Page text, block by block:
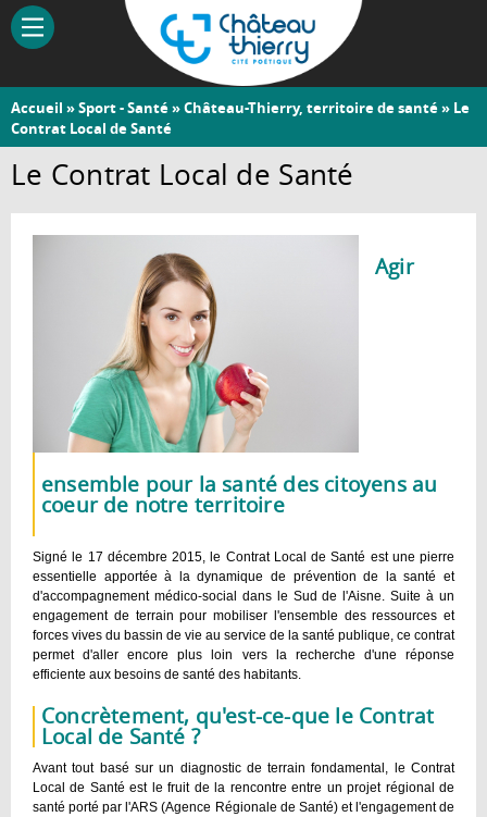
Aller
contenu
Château-
Thierry
Vous
êtes
ici
Accueil »Sport - Santé»Château-Thierry, territoire de santé» Le
Contrat Local de Santé
Le Contrat Local de Santé
Agir
ensemble pour la santé des citoyens au
coeur de notre territoire
Signé le 17 décembre 2015, le Contrat Local de Santé est une pierre
essentielle apportée à la dynamique de prévention de la santé et
d'accompagnement médico-social dans le Sud de l'Aisne. Suite à un
engagement de terrain pour mobiliser l'ensemble des ressources et
forces vives du bassin de vie au service de la santé publique, ce contrat
permet d'aller encore plus loin vers la recherche d'une réponse
efficiente aux besoins de santé des habitants.
Concrètement, qu'est-ce-que le Contrat
Local de Santé ?
Avant tout basé sur un diagnostic de terrain fondamental, le Contrat
Local de Santé est le fruit de la rencontre entre un projet régional de
santé porté par l'ARS (Agence Régionale de Santé) et l'engagement de